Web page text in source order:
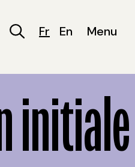
Fr En Menu